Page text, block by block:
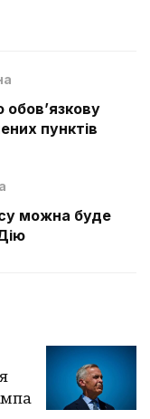
обовʼязкову
пунктів
можна буде